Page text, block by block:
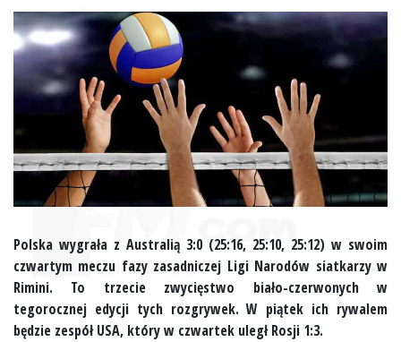
Polska wygrała z Australią 3:0 (25:16, 25:10, 25:12) w swoim
czwartym meczu fazy zasadniczej Ligi Narodów siatkarzy w
Rimini. To trzecie zwycięstwo biało-czerwonych w
tegorocznej edycji tych rozgrywek. W piątek ich rywalem
będzie zespółUSA, który w czwartek uległ Rosji 1:3.